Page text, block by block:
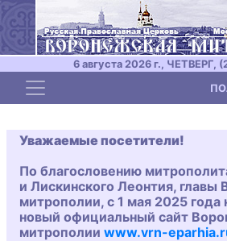
6 августа 2026 г., ЧЕТВЕРГ,
Toggle navigation
Уважаемые посетители!
По благословению
и Лискинского Леонтия, главы
митрополии, с 1 мая 2025 года
новый официальный сайт
митрополии www.vrn-